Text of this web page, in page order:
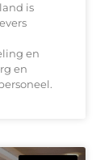
is
en
en